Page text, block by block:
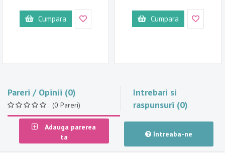
Cumpara Cumpara
Pareri / Opinii (0)
(0 Pareri)
Intrebari si
raspunsuri (0)
Adauga parerea
ta
Intreaba-ne